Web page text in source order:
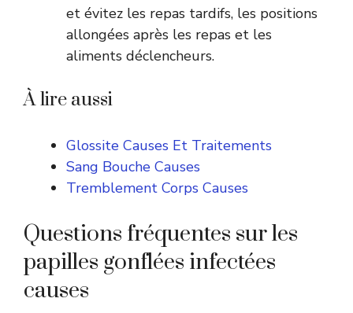
et évitez les repas tardifs, les positions
allongées après les repas et les
aliments déclencheurs.
À lire aussi
Glossite Causes Et Traitements
Sang Bouche Causes
Tremblement Corps Causes
Questions fréquentes sur les
papilles gonflées infectées
causes